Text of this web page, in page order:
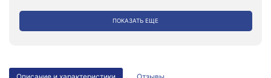
ПОКАЗАТЬ ЕЩЕ